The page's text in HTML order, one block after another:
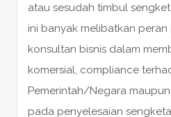
atau sesudah timbul
ini banyak melibatkan peran
konsultan bisnis dalam
komersial, compliance
Pemerintah/Negara
pada penyelesaian